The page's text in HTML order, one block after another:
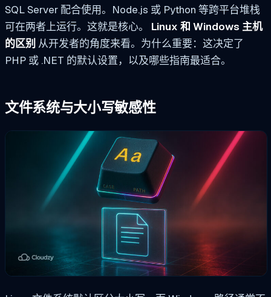
SQL Server 配合使用。Node.js 或 Python 等跨平台堆栈
可在两者上运行。这就是核心。 Linux 和 Windows 主机
的区别 从开发者的角度来看。为什么重要：这决定了
PHP 或 .NET 的默认设置，以及哪些指南最适合。
文件系统与大小写敏感性